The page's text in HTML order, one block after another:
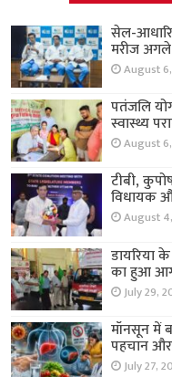
सेल-
मरीज अगले
August
पतंजलि
स्वास्थ्य
August
टीबी,
विधायक
August
डायरिया
का हुआ
July 29,
मॉनसून में
पहचान
July 27,